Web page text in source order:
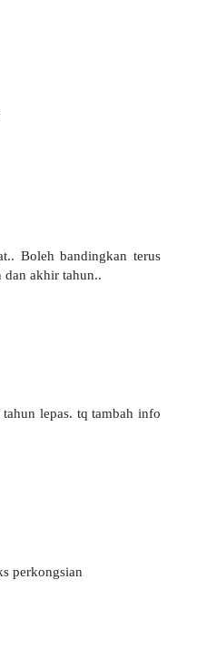
Boleh bandingkan terus
dan akhir tahun..
lepas. tq tambah info
perkongsian